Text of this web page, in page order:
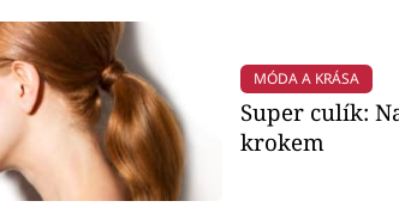
MÓDA A KRÁSA
Super culík:
krokem